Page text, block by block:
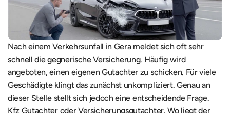
Nach einem Verkehrsunfall in Gera meldet sich oft sehr
schnell die gegnerische Versicherung. Häufig wird
angeboten, einen eigenen Gutachter zu schicken. Für viele
Geschädigte klingt das zunächst unkompliziert. Genau an
dieser Stelle stellt sich jedoch eine entscheidende Frage.
Kfz Gutachter oder Versicherungsgutachter. Wo liegt der